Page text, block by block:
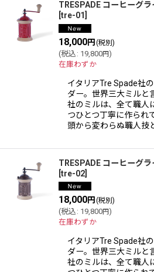
並び順
TRESPADE コーヒーグ
tre-01
18,000円(税別)
(税込 : 19,800円)
在庫わずか
イタリアTre Spade社
ダー。世界三大ミルと
社のミルは、全て職人
つひとつ丁寧に作られ
頭から変わらぬ職人技
TRESPADE コーヒーグ
[tre-02]
18,000円 (税別)
(税込 : 19,800円)
在庫わずか
イタリアTre Spade社
ダー。世界三大ミルと
社のミルは、全て職人